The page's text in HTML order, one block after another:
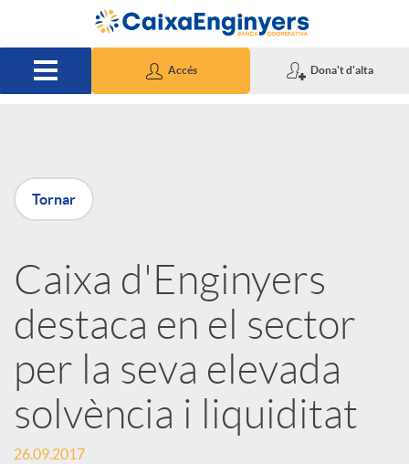
Salta al contingut principal
Accés Dona't d'alta
P
u
b
l
i
Tornar
Caixa d'Enginyers
destaca en el sector
per la seva elevada
solvència i liquiditat
26.09.2017